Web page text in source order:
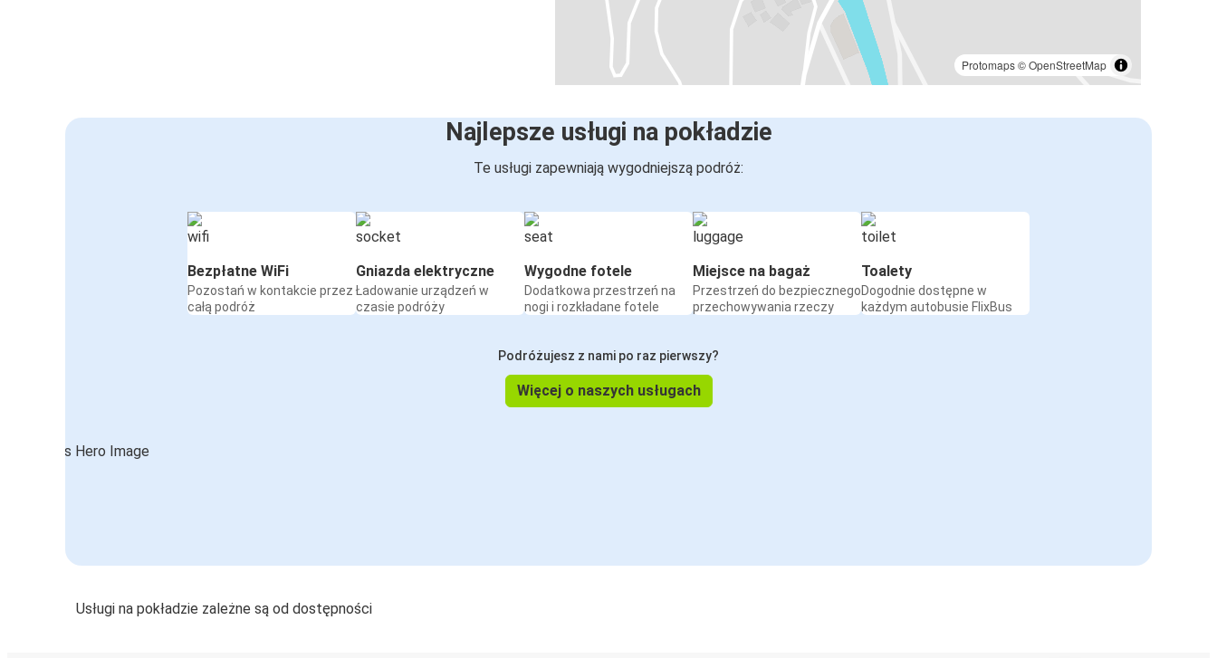
Protomaps©OpenStreetMap
Najlepsze usługi na pokładzie
Te usługi zapewniają wygodniejszą podróż:
Bezpłatne WiFi
Pozostań w kontakcie przez
całą podróż
Gniazda elektryczne
Ładowanie urządzeń w
czasie podróży
Wygodne fotele
Dodatkowa przestrzeń na
nogi i rozkładane fotele
Miejsce na bagaż
Przestrzeń do bezpiecznego
przechowywania rzeczy
Toalety
Dogodnie dostępne w
każdym autobusie FlixBus
Podróżujesz z nami po raz pierwszy?
Więcej o naszych usługach
Usługi na pokładzie zależne są od dostępności